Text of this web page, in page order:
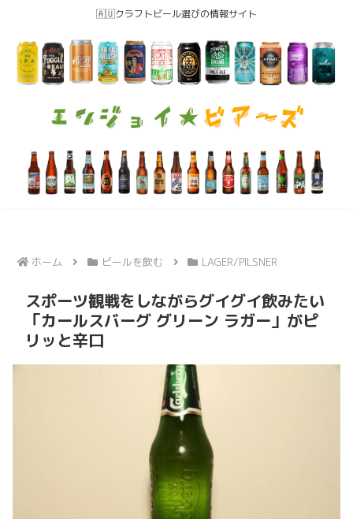
🇦🇺クラフトビール選びの情報サイト
ホーム ビールを飲む LAGER/PILSNER
スポーツ観戦をしながらグイグイ飲みたい
「カールスバーグ グリーン ラガー」がピ
リッと辛口